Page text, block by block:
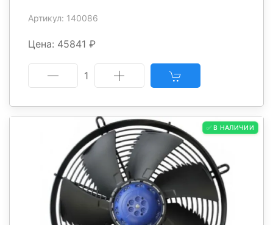
Артикул: 140086
Цена: 45841 ₽
1
✅ В НАЛИЧИИ